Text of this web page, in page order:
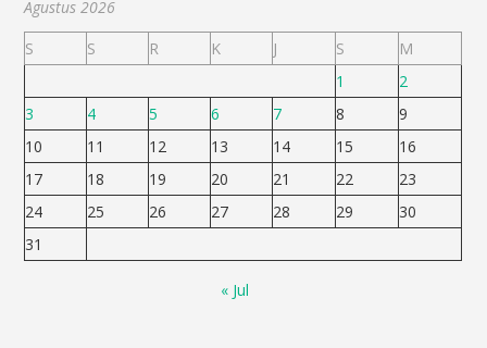
Agustus 2026
S
S R K J S
M
1
2
3
4 5 6 7 8
9
10
11 12 13 14 15
16
17
18 19 20 21 22
23
24
25 26 27 28 29
30
31
« Jul